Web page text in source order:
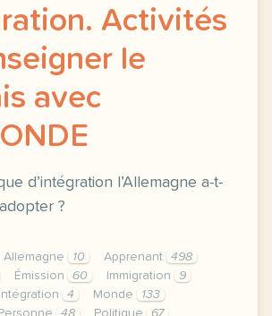
Activités
le
avec
d’intégration l’Allemagne a-t-
?
Allemagne 10 Apprenant
498
Émission 60 Immigration
9
Intégration 4 Monde
133
Personne 48 Politique
67